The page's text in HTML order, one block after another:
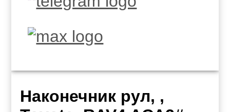
Наконечник рул, ,